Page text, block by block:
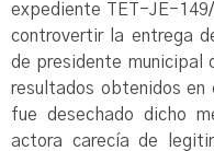
expediente TET-JE-
controvertir la entrega
de presidente municipal
resultados obtenidos en
fue desechado dicho
actora carecía de